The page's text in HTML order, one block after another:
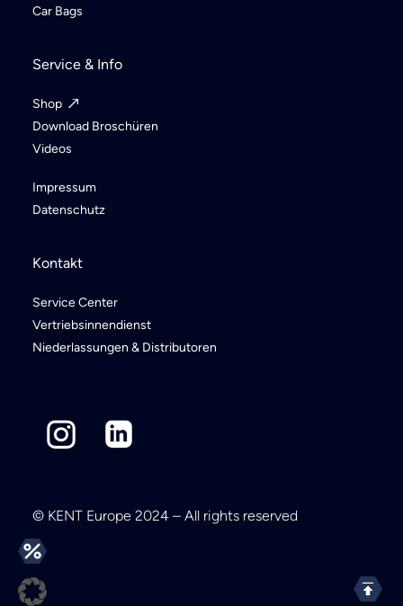
Car Bags
Service & Info
Shop
Download Broschüren
Videos
Impressum
Datenschutz
Kontakt
Service Center
Vertriebsinnendienst
Niederlassungen & Distributoren
© KENT Europe 2024 – All rights reserved